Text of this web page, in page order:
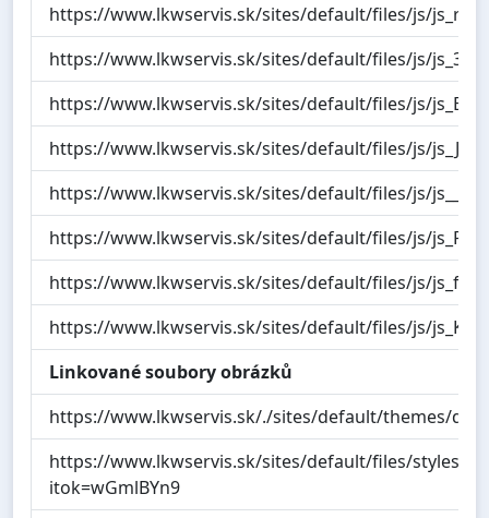
https://www.lkwservis.sk/sites/default/files/js/
https://www.lkwservis.sk/sites/default/files/js/
https://www.lkwservis.sk/sites/default/files/js/
https://www.lkwservis.sk/sites/default/files/js/
https://www.lkwservis.sk/sites/default/files/js/
https://www.lkwservis.sk/sites/default/files/js/
https://www.lkwservis.sk/sites/default/files/js/
https://www.lkwservis.sk/sites/default/files/js/
Linkované soubory obrázků
https://www.lkwservis.sk/./sites/default/themes/
https://www.lkwservis.sk/sites/default/files/styles/
itok=wGmlBYn9